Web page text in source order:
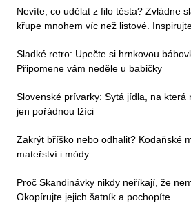
Nevíte, co udělat z filo těsta? Zvládne
křupe mnohem víc než listové.
Sladké retro: Upečte si hrnkovou
Připomene vám neděle u babičky
Slovenské prívarky: Sytá jídla, na která
jen pořádnou lžíci
Zakrýt bříško nebo odhalit? Kodaňské
mateřství i módy
Proč Skandinávky nikdy neříkají, že
Okopírujte jejich šatník a pochopíte...